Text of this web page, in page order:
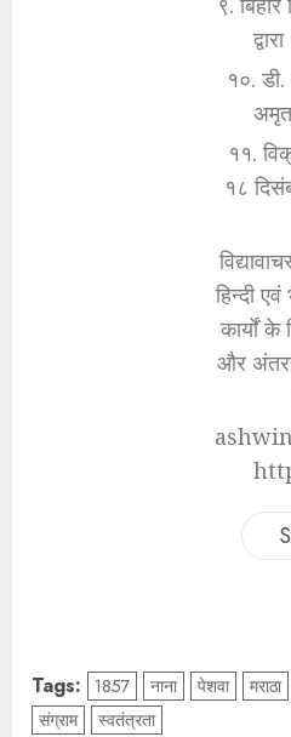
१०. डी.
अमृत
११.
१८
हिन्दी
कार्यों के
और
Tags: 1857 नाना पेशवा मराठा
संग्राम
स्वतंत्रता